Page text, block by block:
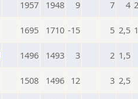
1957 1948 9 7 4
1695 1710 -15 5 2,5
1496 1493 3 2 1,5
1508 1496 12 3 2,5